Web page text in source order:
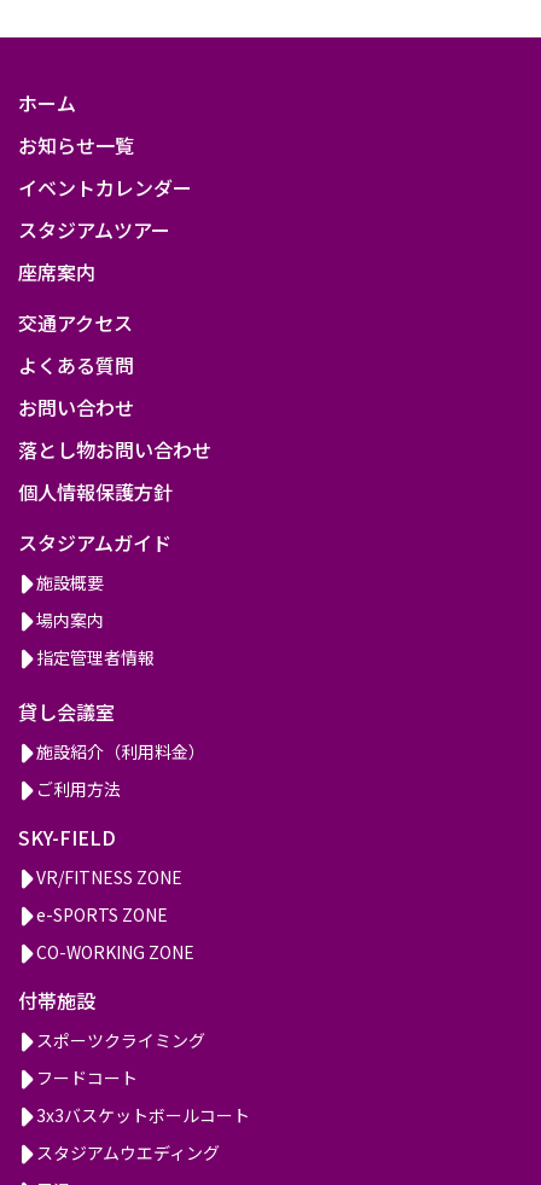
ホーム
お知らせ一覧
イベントカレンダー
スタジアムツアー
座席案内
交通アクセス
よくある質問
お問い合わせ
落とし物お問い合わせ
個人情報保護方針
スタジアムガイド
施設概要
場内案内
指定管理者情報
貸し会議室
施設紹介（利用料金）
ご利用方法
SKY-FIELD
VR/FITNESS ZONE
e-SPORTS ZONE
CO-WORKING ZONE
付帯施設
スポーツクライミング
フードコート
3x3バスケットボールコート
スタジアムウエディング